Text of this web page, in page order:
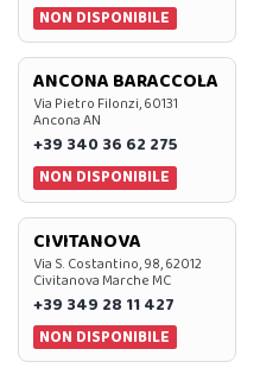
NON DISPONIBILE
ANCONA BARACCOLA
Via Pietro Filonzi, 60131
Ancona AN
+39 340 36 62 275
NON DISPONIBILE
CIVITANOVA
Via S. Costantino, 98, 62012
Civitanova Marche MC
+39 349 28 11 427
NON DISPONIBILE